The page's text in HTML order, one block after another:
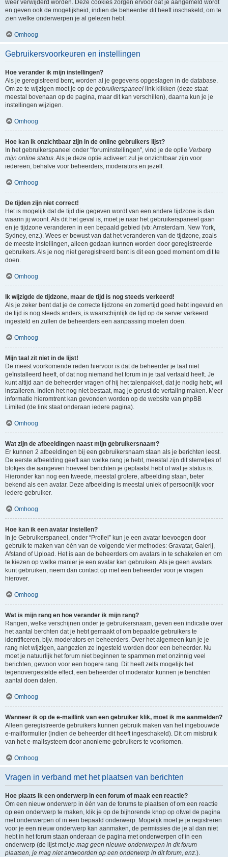
weer verwijderd worden. Deze cookies zorgen ervoor dat je aangemeld wordt
en geven ook de mogelijkheid, indien de beheerder dit heeft inschakeld, om te
zien welke onderwerpen je al gelezen hebt.
Omhoog
Gebruikersvoorkeuren en instellingen
Hoe verander ik mijn instellingen?
Als je geregistreerd bent, worden al je gegevens opgeslagen in de database.
Om ze te wijzigen moet je op de gebruikerspaneel link klikken (deze staat
meestal bovenaan op de pagina, maar dit kan verschillen), daarna kun je je
instellingen wijzigen.
Omhoog
Hoe kan ik onzichtbaar zijn in de online gebruikers lijst?
In het gebruikerspaneel onder "foruminstellingen", vind je de optie Verberg
mijn online status. Als je deze optie activeert zul je onzichtbaar zijn voor
iedereen, behalve voor beheerders, moderators en jezelf.
Omhoog
De tijden zijn niet correct!
Het is mogelijk dat de tijd die gegeven wordt van een andere tijdzone is dan
waarin jij woont. Als dit het geval is, moet je naar het gebruikerspaneel gaan
en je tijdzone veranderen in een bepaald gebied (vb: Amsterdam, New York,
Sydney, enz.). Wees er bewust van dat het veranderen van de tijdzone, zoals
de meeste instellingen, alleen gedaan kunnen worden door geregistreerde
gebruikers. Als je nog niet geregistreerd bent is dit een goed moment om dit te
doen.
Omhoog
Ik wijzigde de tijdzone, maar de tijd is nog steeds verkeerd!
Als je zeker bent dat je de correcte tijdzone en zomertijd goed hebt ingevuld en
de tijd is nog steeds anders, is waarschijnlijk de tijd op de server verkeerd
ingesteld en zullen de beheerders een aanpassing moeten doen.
Omhoog
Mijn taal zit niet in de lijst!
De meest voorkomende reden hiervoor is dat de beheerder je taal niet
geïnstalleerd heeft, of dat nog niemand het forum in je taal vertaald heeft. Je
kunt altijd aan de beheerder vragen of hij het talenpakket, dat je nodig hebt, wil
installeren. Indien het nog niet bestaat, mag je gerust de vertaling maken. Meer
informatie hieromtrent kan gevonden worden op de website van phpBB
Limited (de link staat onderaan iedere pagina).
Omhoog
Wat zijn de afbeeldingen naast mijn gebruikersnaam?
Er kunnen 2 afbeeldingen bij een gebruikersnaam staan als je berichten leest.
De eerste afbeelding geeft aan welke rang je hebt, meestal zijn dit sterretjes of
blokjes die aangeven hoeveel berichten je geplaatst hebt of wat je status is.
Hieronder kan nog een tweede, meestal grotere, afbeelding staan, beter
bekend als een avatar. Deze afbeelding is meestal uniek of persoonlijk voor
iedere gebruiker.
Omhoog
Hoe kan ik een avatar instellen?
In je Gebruikerspaneel, onder “Profiel” kun je een avatar toevoegen door
gebruik te maken van één van de volgende vier methodes: Gravatar, Galerij,
Afstand of Upload. Het is aan de beheerders om avatars in te schakelen en om
te kiezen op welke manier je een avatar kan gebruiken. Als je geen avatars
kunt gebruiken, neem dan contact op met een beheerder voor je vragen
hierover.
Omhoog
Wat is mijn rang en hoe verander ik mijn rang?
Rangen, welke verschijnen onder je gebruikersnaam, geven een indicatie over
het aantal berchten dat je hebt gemaakt of om bepaalde gebruikers te
identificeren, bijv. moderators en beheerders. Over het algemeen kun je je
rang niet wijzigen, aangezien ze ingesteld worden door een beheerder. Nu
moet je natuurlijk het forum niet beginnen te spammen met onzinnig veel
berichten, gewoon voor een hogere rang. Dit heeft zelfs mogelijk het
tegenovergestelde effect, een beheerder of moderator kunnen je berichten
aantal doen dalen.
Omhoog
Wanneer ik op de e-maillink van een gebruiker klik, moet ik me aanmelden?
Alleen geregistreerde gebruikers kunnen gebruik maken van het ingebouwde
e-mailformulier (indien de beheerder dit heeft ingeschakeld). Dit om misbruik
van het e-mailsysteem door anonieme gebruikers te voorkomen.
Omhoog
Vragen in verband met het plaatsen van berichten
Hoe plaats ik een onderwerp in een forum of maak een reactie?
Om een nieuw onderwerp in één van de forums te plaatsen of om een reactie
op een onderwerp te maken, klik je op de bijhorende knop op ofwel de pagina
met onderwerpen of in een bepaald onderwerp. Mogelijk moet je je registreren
voor je een nieuw onderwerp kan aanmaken, de permissies die je al dan niet
hebt in het forum staan onderaan de pagina met onderwerpen of in een
onderwerp (de lijst metje mag geen nieuwe onderwerpen in dit forum
plaatsen, je mag niet antwoorden op een onderwerp in dit forum, enz.).